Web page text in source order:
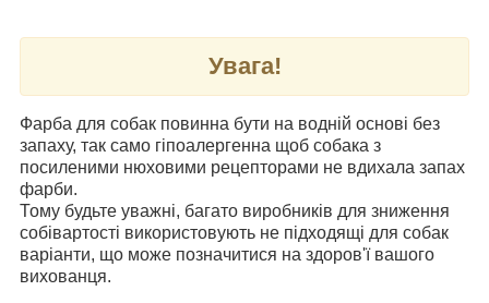
Увага!
Фарба для собак повинна бути на водній основі без
запаху, так само гіпоалергенна щоб собака з
посиленими нюховими рецепторами не вдихала запах
фарби.
Тому будьте уважні, багато виробників для зниження
собівартості використовують не підходящі для собак
варіанти, що може позначитися на здоров'ї вашого
вихованця.